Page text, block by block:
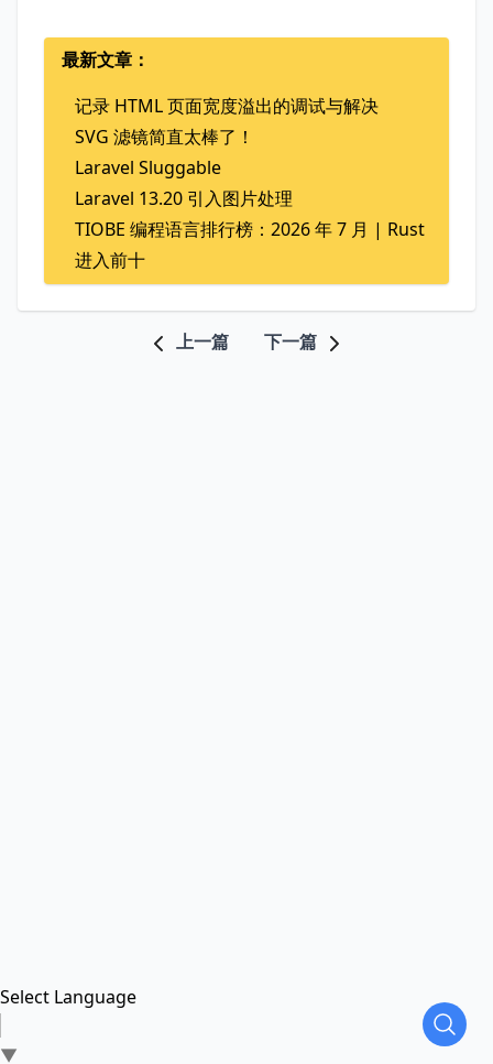
最新文章：
记录 HTML 页面宽度溢出的调试与解决
SVG 滤镜简直太棒了！
Laravel Sluggable
Laravel 13.20 引入图片处理
TIOBE 编程语言排行榜：2026 年 7 月 | Rust
进入前十
上一篇 下一篇
Select Language
▼